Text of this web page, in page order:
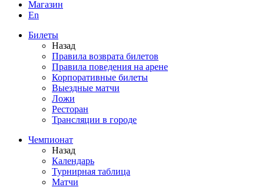
Магазин
En
Билеты
Назад
Правила возврата билетов
Правила поведения на арене
Корпоративные билеты
Выездные матчи
Ложи
Ресторан
Трансляции в городе
Чемпионат
Назад
Календарь
Турнирная таблица
Матчи